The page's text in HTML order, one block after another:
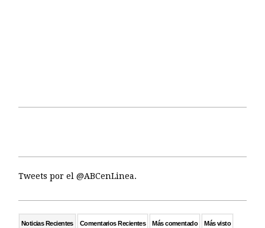
Tweets por el @ABCenLinea.
Noticias Recientes Comentarios Recientes Más comentado Más visto